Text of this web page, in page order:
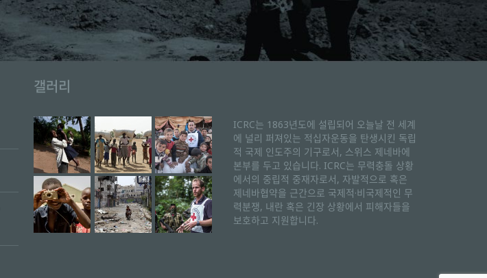
갤러리
ICRC는 1863년도에 설립되어 오늘날 전 세계
에 널리 퍼져있는 적십자운동을 탄생시킨 독립
적 국제 인도주의 기구로서, 스위스 제네바에
본부를 두고 있습니다. ICRC는 무력충돌 상황
에서의 중립적 중재자로서, 자발적으로 혹은
제네바협약을 근간으로 국제적·비국제적인 무
력분쟁, 내란 혹은 긴장 상황에서 피해자들을
보호하고 지원합니다.